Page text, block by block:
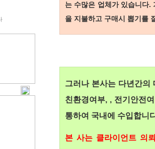
는 수많은 업체가 있습니다.
을 지불하고 구매시 뽑기를
그러나 본사는 다년간의
친환경여부, , 전기안전
통하여 국내에 수입합니
본 사는 클라이언트 의